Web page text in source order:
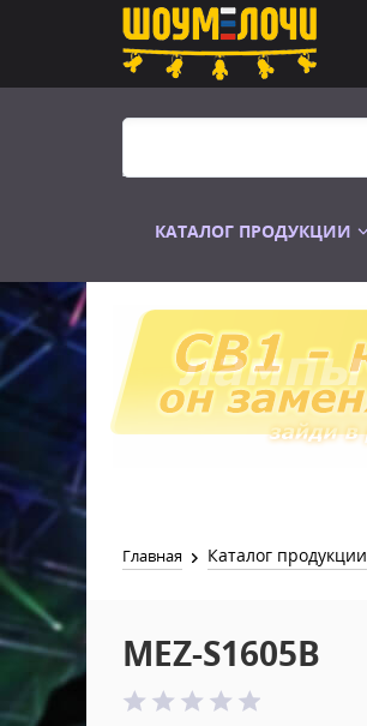
КАТАЛОГ ПРОДУКЦИИ
Распродажа
Главная Каталог продукции
MEZ-S1605B